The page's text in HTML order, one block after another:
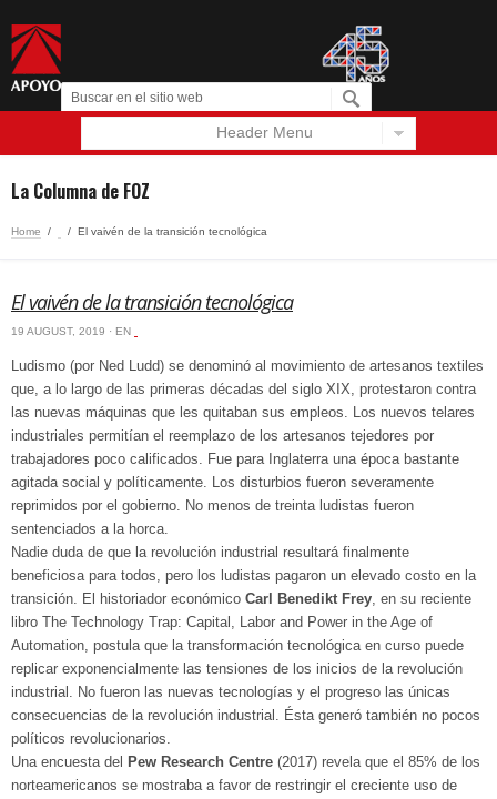
Header Menu
La Columna de FOZ
Home / / El vaivén de la transición tecnológica
El vaivén de la transición tecnológica
19 AUGUST, 2019 · EN
Ludismo (por Ned Ludd) se denominó al movimiento de artesanos textiles
que, a lo largo de las primeras décadas del siglo XIX, protestaron contra
las nuevas máquinas que les quitaban sus empleos. Los nuevos telares
industriales permitían el reemplazo de los artesanos tejedores por
trabajadores poco calificados. Fue para Inglaterra una época bastante
agitada social y políticamente. Los disturbios fueron severamente
reprimidos por el gobierno. No menos de treinta ludistas fueron
sentenciados a la horca.
Nadie duda de que la revolución industrial resultará finalmente
beneficiosa para todos, pero los ludistas pagaron un elevado costo en la
transición. El historiador económico Carl Benedikt Frey, en su reciente
libro The Technology Trap: Capital, Labor and Power in the Age of
Automation, postula que la transformación tecnológica en curso puede
replicar exponencialmente las tensiones de los inicios de la revolución
industrial. No fueron las nuevas tecnologías y el progreso las únicas
consecuencias de la revolución industrial. Ésta generó también no pocos
políticos revolucionarios.
Una encuesta del Pew Research Centre (2017) revela que el 85% de los
norteamericanos se mostraba a favor de restringir el creciente uso de